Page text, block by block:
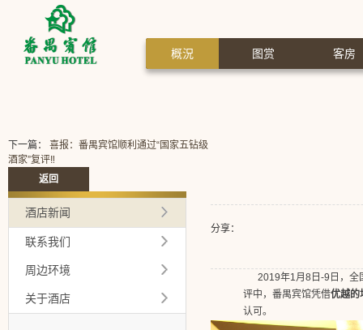
概況 图赏 客房
分享：
2019年1月8日-9日， 全
评中，番禺宾馆凭借优越的
认可。
下一篇： 喜报：番禺宾馆顺利通过“国家五钻级
酒家”复评‼️
返回
酒店新闻
联系我们
周边环境
关于酒店